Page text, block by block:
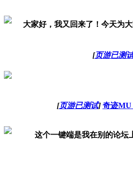
大家好，我又回来了！今天为
[页游已测
[页游已测试] 奇迹MU
这个一键端是我在别的论坛